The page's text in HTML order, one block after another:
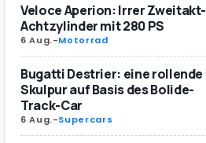
Veloce Aperion: Irrer Zweitakt-
Achtzylinder mit 280 PS
6 Aug.-Motorrad
Bugatti Destrier: eine rollende
Skulpur auf Basis des Bolide-
Track-Car
6 Aug.-Supercars